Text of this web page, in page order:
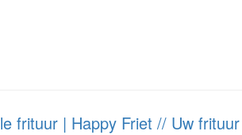
frituur | Happy Friet // Uw